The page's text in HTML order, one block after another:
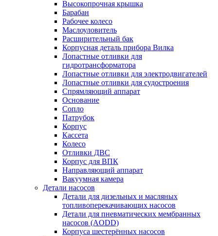
Высокопрочная крышка
Барабан
Рабочее колесо
Маслоуловитель
Расширительный бак
Корпусная деталь прибора Вилка
Лопастные отливки для
гидротрансформатора
Лопастные отливки для электродвигателей
Лопастные отливки для судостроения
Спрямляющий аппарат
Основание
Сопло
Патрубок
Корпус
Кассета
Колесо
Отливки ДВС
Корпус для ВПК
Направляющий аппарат
Вакуумная камера
Детали насосов
Детали для дизельных и масляных
топливоперекачивающих насосов
Детали для пневматических мембранных
насосов (AODD)
Корпуса шестерённых насосов